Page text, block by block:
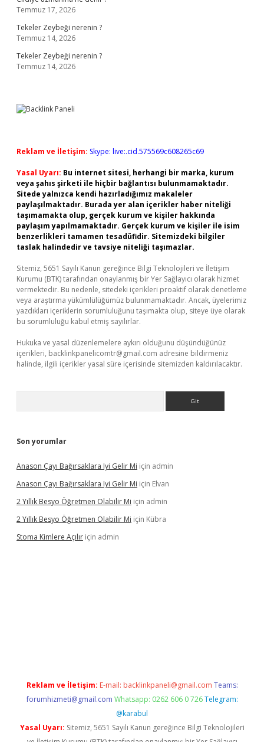
Temmuz 17, 2026
Tekeler Zeybeği nerenin ?
Temmuz 14, 2026
Tekeler Zeybeği nerenin ?
Temmuz 14, 2026
Reklam ve İletişim: Skype: live:.cid.575569c608265c69
Yasal Uyarı: Bu internet sitesi, herhangi bir marka, kurum
veya şahıs şirketi ile hiçbir bağlantısı bulunmamaktadır.
Sitede yalnızca kendi hazırladığımız makaleler
paylaşılmaktadır. Burada yer alan içerikler haber niteliği
taşımamakta olup, gerçek kurum ve kişiler hakkında
paylaşım yapılmamaktadır. Gerçek kurum ve kişiler ile isim
benzerlikleri tamamen tesadüfidir. Sitemizdeki bilgiler
taslak halindedir ve tavsiye niteliği taşımazlar.
Sitemiz, 5651 Sayılı Kanun gereğince Bilgi Teknolojileri ve İletişim
Kurumu (BTK) tarafından onaylanmış bir Yer Sağlayıcı olarak hizmet
vermektedir. Bu nedenle, sitedeki içerikleri proaktif olarak denetleme
veya araştırma yükümlülüğümüz bulunmamaktadır. Ancak, üyelerimiz
yazdıkları içeriklerin sorumluluğunu taşımakta olup, siteye üye olarak
bu sorumluluğu kabul etmiş sayılırlar.
Hukuka ve yasal düzenlemelere aykırı olduğunu düşündüğünüz
içerikleri, backlinkpanelicomtr@gmail.com adresine bildirmeniz
halinde, ilgili içerikler yasal süre içerisinde sitemizden kaldırılacaktır.
Son yorumlar
Anason Çayı Bağırsaklara Iyi Gelir Mi için admin
Anason Çayı Bağırsaklara Iyi Gelir Mi için Elvan
2 Yıllık Besyo Öğretmen Olabilir Mi için admin
2 Yıllık Besyo Öğretmen Olabilir Mi için Kübra
Stoma Kimlere Açılır için admin
Reklam ve İletişim: E-mail: backlinkpaneli@gmail.com Teams:
forumhizmeti@gmail.com Whatsapp: 0262 606 0 726 Telegram:
@karabul
Yasal Uyarı: Sitemiz, 5651 Sayılı Kanun gereğince Bilgi Teknolojileri